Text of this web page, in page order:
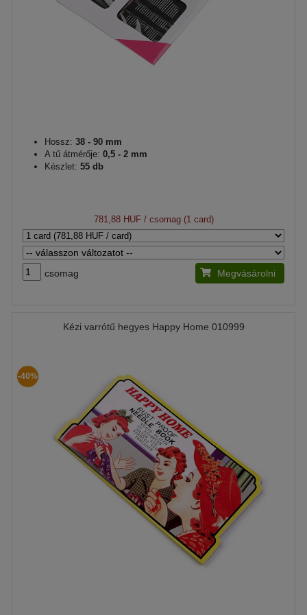
Hossz: 38 - 90 mm
A tű átmérője: 0,5 - 2 mm
Készlet: 55 db
781,88 HUF/ csomag (1 card)
csomag Megvásárolni
Kézi varrótű hegyes Happy Home 010999
-40%